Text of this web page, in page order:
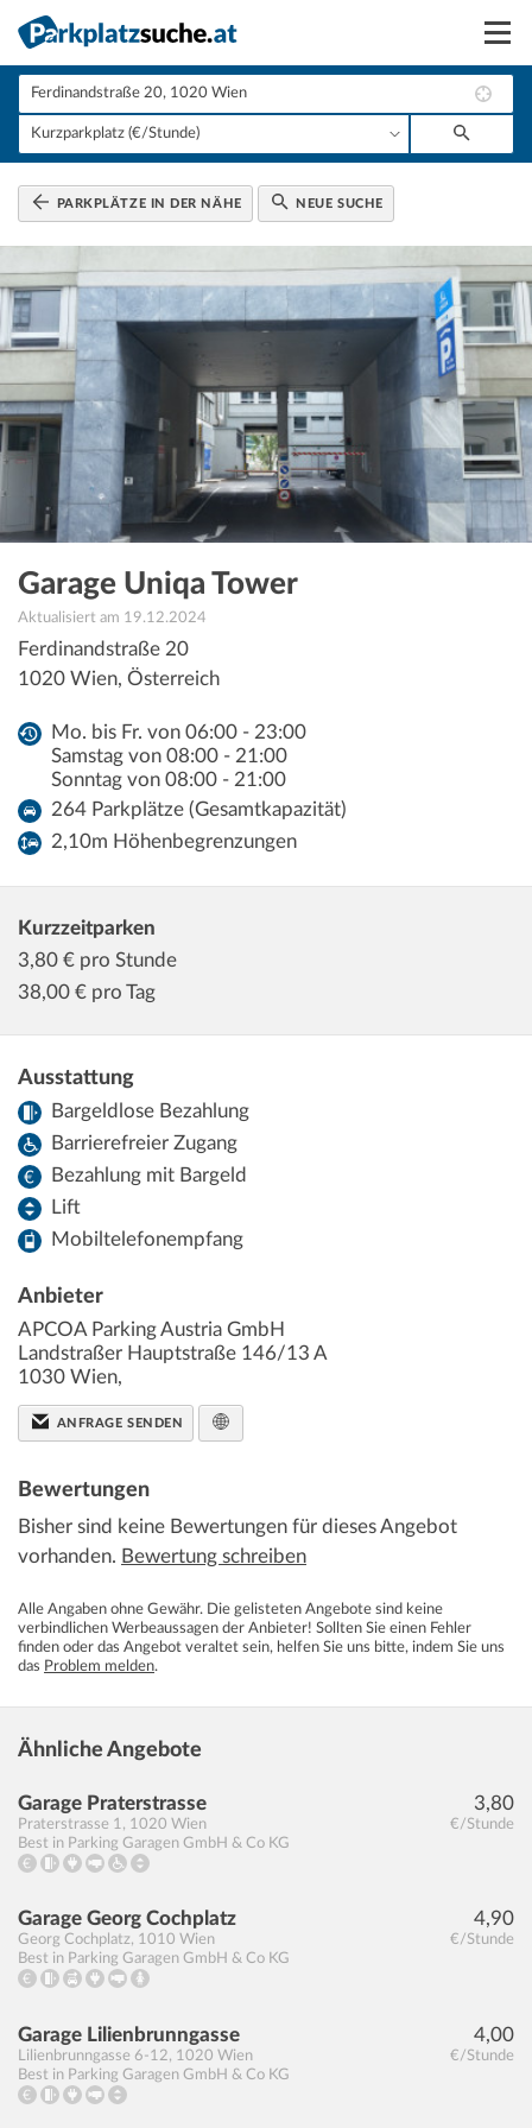
Suchen
Vermieten
Anmelden
PARKPLÄTZE IN DER NÄHE NEUE SUCHE
Garage Uniqa Tower
Aktualisiert am 19.12.2024
Ferdinandstraße 20
1020 Wien, Österreich
Mo. bis Fr. von 06:00 - 23:00
Samstag von 08:00 - 21:00
Sonntag von 08:00 - 21:00
264 Parkplätze (Gesamtkapazität)
2,10m Höhenbegrenzungen
Kurzzeitparken
3,80 € pro Stunde
38,00 € pro Tag
Ausstattung
Bargeldlose Bezahlung
Barrierefreier Zugang
Bezahlung mit Bargeld
Lift
Mobiltelefonempfang
Anbieter
APCOA Parking Austria GmbH
Landstraßer Hauptstraße 146/13 A
1030 Wien,
ANFRAGE SENDEN
Bewertungen
Bisher sind keine Bewertungen für dieses Angebot
vorhanden. Bewertung schreiben
Alle Angaben ohne Gewähr. Die gelisteten Angebote sind keine
verbindlichen Werbeaussagen der Anbieter! Sollten Sie einen Fehler
finden oder das Angebot veraltet sein, helfen Sie uns bitte, indem Sie uns
das Problem melden.
Ähnliche Angebote
3,80
€/Stunde
Garage Praterstrasse
Praterstrasse 1, 1020 Wien
Best in Parking Garagen GmbH & Co KG
4,90
€/Stunde
Garage Georg Cochplatz
Georg Cochplatz, 1010 Wien
Best in Parking Garagen GmbH & Co KG
4,00
€/Stunde
Garage Lilienbrunngasse
Lilienbrunngasse 6-12, 1020 Wien
Best in Parking Garagen GmbH & Co KG